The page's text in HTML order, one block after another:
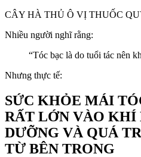
CÂY HÀ THỦ Ô VỊ THUỐC
Nhiều người nghĩ rằng:
“Tóc bạc là do tuổi tác nên
Nhưng thực tế:
SỨC KHỎE MÁI
RẤT LỚN VÀO KHÍ
DƯỠNG VÀ QUÁ
TỪ BÊN TRONG